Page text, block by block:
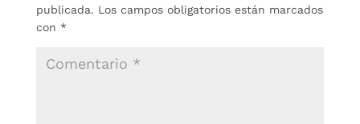
publicada. Los campos obligatorios están marcados
con *